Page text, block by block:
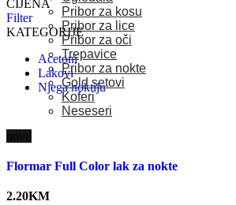
Pribor za kosu
Pribor za lice
Pribor za oči
Trepavice
Pribor za nokte
Gold setovi
Koferi
Neseseri
CIJENA
Filter
KATEGORIJE
Acetoni
Lakovi
Njega noktiju
Flormar Full Color lak za nokte
2.20KM